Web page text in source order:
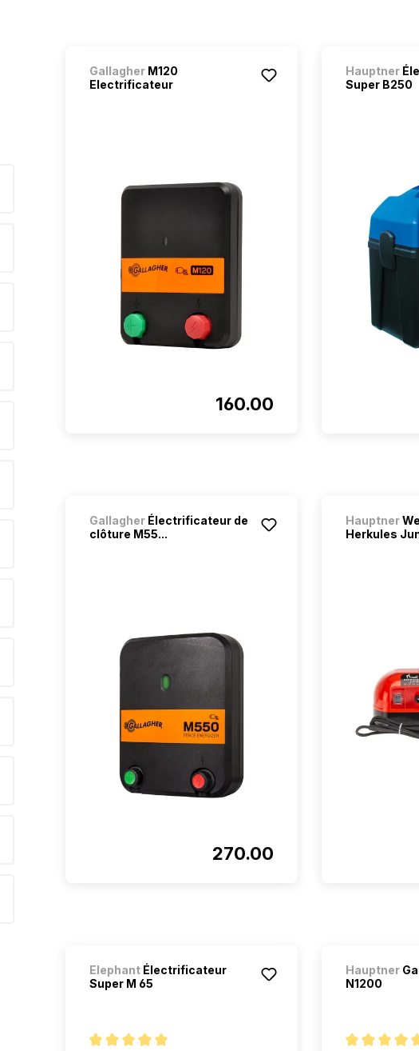
GallagherM120
Electrificateur
160.00
Hauptner
Super B250
GallagherÉlectrificateur de
clôture M55...
270.00
Hauptner
Herkules
ElephantÉlectrificateur
Super M 65
Hauptner
N1200